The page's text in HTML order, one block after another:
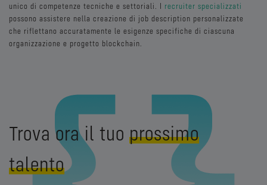
unico di competenze tecniche e settoriali. I recruiter specializzati
possono assistere nella creazione di job description personalizzate
che riflettano accuratamente le esigenze specifiche di ciascuna
organizzazione e progetto blockchain.
Trova ora il tuo prossimo
talento